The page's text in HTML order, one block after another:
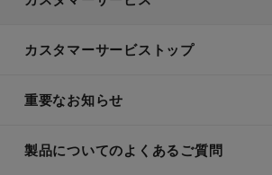
カスタマーサービストップ
重要なお知らせ
製品についてのよくあるご質問